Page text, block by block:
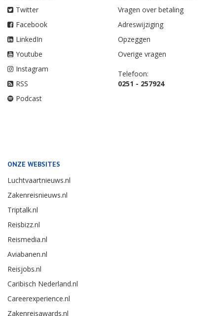
Twitter
Facebook
LinkedIn
Youtube
Instagram
RSS
Podcast
Vragen over betaling
Adreswijziging
Opzeggen
Overige vragen
Telefoon:
0251 - 257924
ONZE WEBSITES
Luchtvaartnieuws.nl
Zakenreisnieuws.nl
Triptalk.nl
Reisbizz.nl
Reismedia.nl
Aviabanen.nl
Reisjobs.nl
Caribisch Nederland.nl
Careerexperience.nl
Zakenreisawards.nl